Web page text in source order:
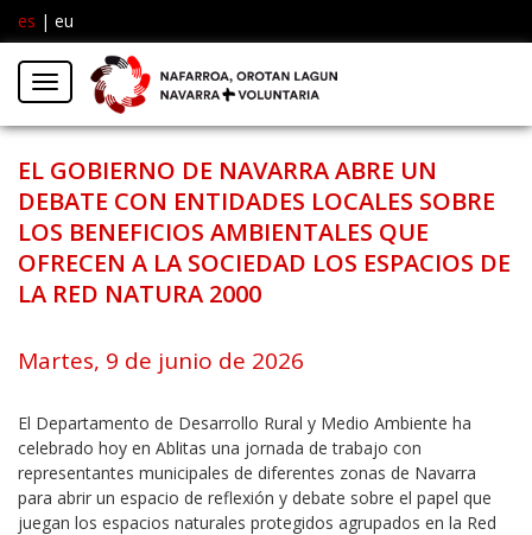
es | eu
Menú
EL GOBIERNO DE NAVARRA ABRE UN
DEBATE CON ENTIDADES LOCALES SOBRE
LOS BENEFICIOS AMBIENTALES QUE
OFRECEN A LA SOCIEDAD LOS ESPACIOS DE
LA RED NATURA 2000
Martes, 9 de junio de 2026
El Departamento de Desarrollo Rural y Medio Ambiente ha
celebrado hoy en Ablitas una jornada de trabajo con
representantes municipales de diferentes zonas de Navarra
para abrir un espacio de reflexión y debate sobre el papel que
juegan los espacios naturales protegidos agrupados en la Red